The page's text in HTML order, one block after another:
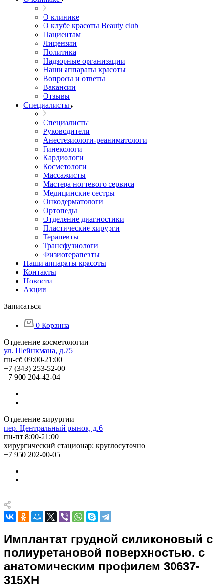
О клинике
О клубе красоты Beauty club
Пациентам
Лицензии
Политика
Надзорные организации
Наши аппараты красоты
Вопросы и ответы
Вакансии
Отзывы
Специалисты
Специалисты
Руководители
Анестезиологи-реаниматологи
Гинекологи
Кардиологи
Косметологи
Массажисты
Мастера ногтевого сервиса
Медицинские сестры
Онкодерматологи
Ортопеды
Отделение диагностики
Пластические хирурги
Терапевты
Трансфузиологи
Физиотерапевты
Наши аппараты красоты
Контакты
Новости
Акции
Записаться
0 Корзина
Отделение косметологии
ул. Шейнкмана, д.75
пн-сб 09:00-21:00
+7 (343) 253-52-00
+7 900 204-42-04
Отделение хирургии
пер. Центральный рынок, д.6
пн-пт 8:00-21:00
хирургический стационар: круглосуточно
+7 950 202-00-05
Имплантат грудной силиконовый с
полиуретановой поверхностью. с
анатомическим профилем 30637-
315ХН